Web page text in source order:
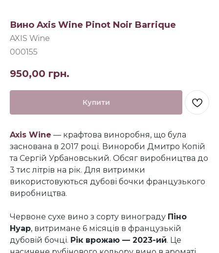
Вино Axis Wine Pinot Noir Barrique
AXIS Wine
000155
950,00 грн.
Купити
Axis Wine — крафтова виноробня, що була
заснована в 2017 році. Винороби Дмитро Копій
та Сергій Урбановський. Обсяг виробництва до
3 тис літрів на рік. Для витримки
використовуються дубові бочки французького
виробництва.
Червоне сухе вино з сорту винограду Піно
Нуар, витримане 6 місяців в французькій
дубовій бочці. Рік врожаю — 2023-ий. Це